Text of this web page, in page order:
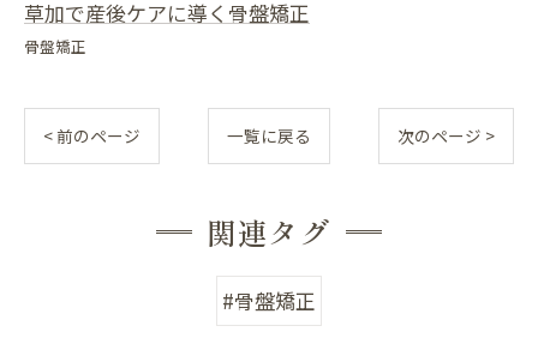
草加で産後ケアに導く骨盤矯正
骨盤矯正
< 前のページ 一覧に戻る 次のページ >
関連タグ
#骨盤矯正